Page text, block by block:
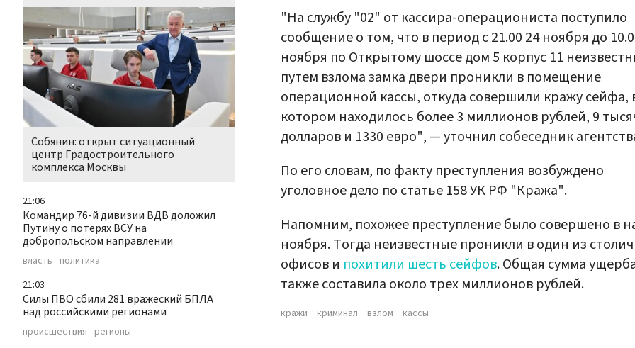
Собянин: открыт ситуационный
центр Градостроительного
комплекса Москвы
21:06
Командир 76-й дивизии ВДВ доложил
Путину о потерях ВСУ на
добропольском направлении
власть политика
21:03
Силы ПВО сбили 281 вражеский БПЛА
над российскими регионами
происшествия регионы
"На службу "02" от кассира-операциониста поступило
сообщение о том, что в период с 21.00 24 ноября до
ноября по Открытому шоссе дом 5 корпус 11
путем взлома замка двери проникли в помещение
операционной кассы, откуда совершили кражу сейфа,
котором находилось более 3 миллионов рублей, 9
долларов и 1330 евро", — уточнил собеседник
По его словам, по факту преступления возбуждено
уголовное дело по статье 158 УК РФ "Кража".
Напомним, похожее преступление было совершено в
ноября. Тогда неизвестные проникли в один из
офисов и похитили шесть сейфов. Общая сумма
также составила около трех миллионов рублей.
кражи криминал взлом кассы